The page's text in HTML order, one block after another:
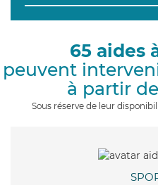
65 aides
peuvent
à partir de
Sous réserve de leur